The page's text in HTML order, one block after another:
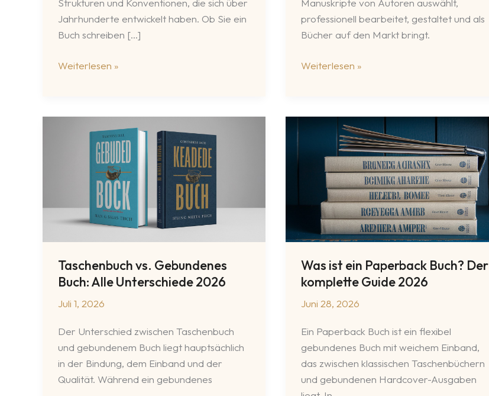
Jahrhunderte entwickelt haben. Ob Sie ein
Buch schreiben […]
Wie
aufgebaut?
Vollständiger
Weiterlesen »
professionell bearbeitet, gestaltet und als
Bücher auf den Markt bringt.
Was
Definition,
Aufgaben
Funktion
Weiterlesen »
Taschenbuch vs. Gebundenes
Buch: Alle Unterschiede 2026
Juli 1, 2026
Der Unterschied zwischen Taschenbuch
und gebundenem Buch liegt hauptsächlich
in der Bindung, dem Einband und der
Qualität. Während ein gebundenes
Was ist ein Paperback Buch? Der
komplette Guide 2026
Juni 28, 2026
Ein Paperback Buch ist ein flexibel
gebundenes Buch mit weichem Einband,
das zwischen klassischen Taschenbüchern
und gebundenen Hardcover-Ausgaben